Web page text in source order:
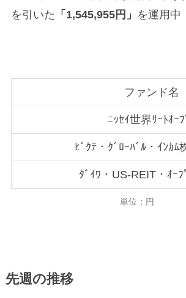
を引いた 「1,545,955円」 を運用中
ファンド名
ﾆｯｾｲ世界ﾘｰﾄｵｰ
ﾋﾟｸﾃ・ｸﾞﾛｰﾊﾞﾙ・ｲﾝｶﾑ
ﾀﾞｲﾜ・US-REIT・ｵｰﾌ
単位：円
先週の推移